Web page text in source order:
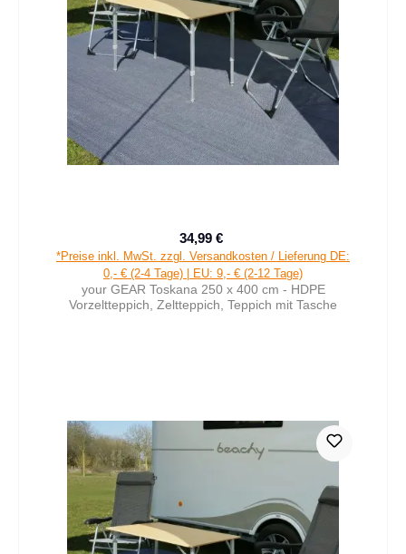
Verkaufspreis:
34,99 €
*Preise inkl. MwSt. zzgl. Versandkosten / Lieferung DE:
0,- € (2-4 Tage) | EU: 9,- € (2-12 Tage)
your GEAR Toskana 250 x 400 cm - HDPE
Vorzeltteppich, Zeltteppich, Teppich mit Tasche